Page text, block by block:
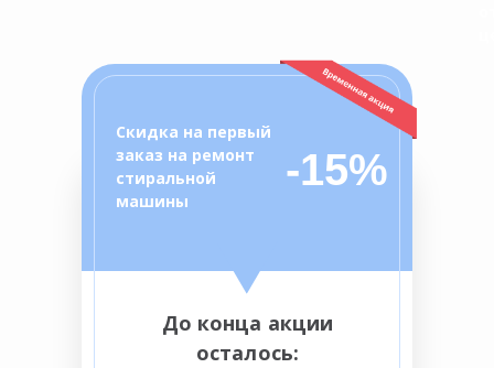
До конца акции
осталось:
Скидка на первый
заказ на ремонт
стиральной
машины
-15%